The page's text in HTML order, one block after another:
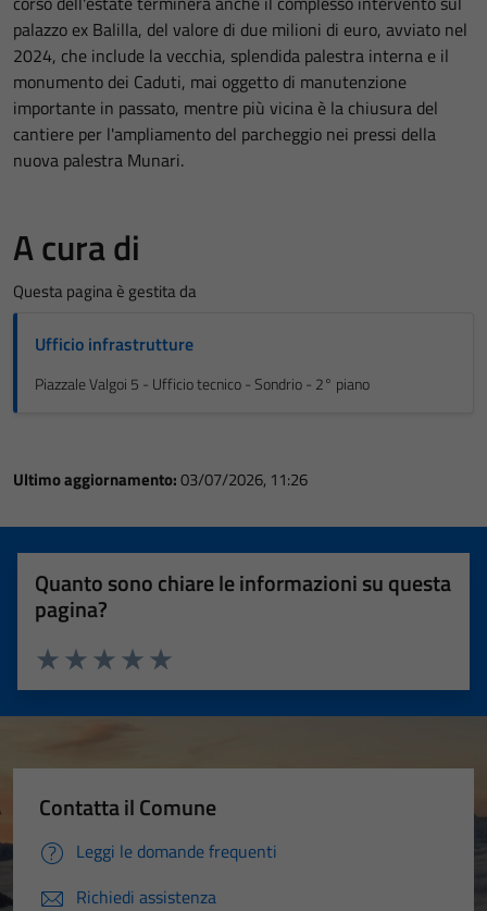
palazzo ex Balilla, del valore di due milioni di euro, avviato nel
2024, che include la vecchia, splendida palestra interna e il
monumento dei Caduti, mai oggetto di manutenzione
importante in passato, mentre più vicina è la chiusura del
cantiere per l'ampliamento del parcheggio nei pressi della
nuova palestra Munari.
A cura di
Questa pagina è gestita da
Ufficio infrastrutture
Piazzale Valgoi 5 - Ufficio tecnico - Sondrio - 2° piano
Ultimo aggiornamento:03/07/2026, 11:26
Quanto sono chiare le informazioni su questa
pagina?
Valuta 5 stelle su 5
Valuta 4 stelle su 5
Valuta 3 stelle su 5
Valuta 2 stelle su 5
Valuta 1 stelle su 5
Contatta il Comune
Leggi le domande frequenti
Richiedi assistenza